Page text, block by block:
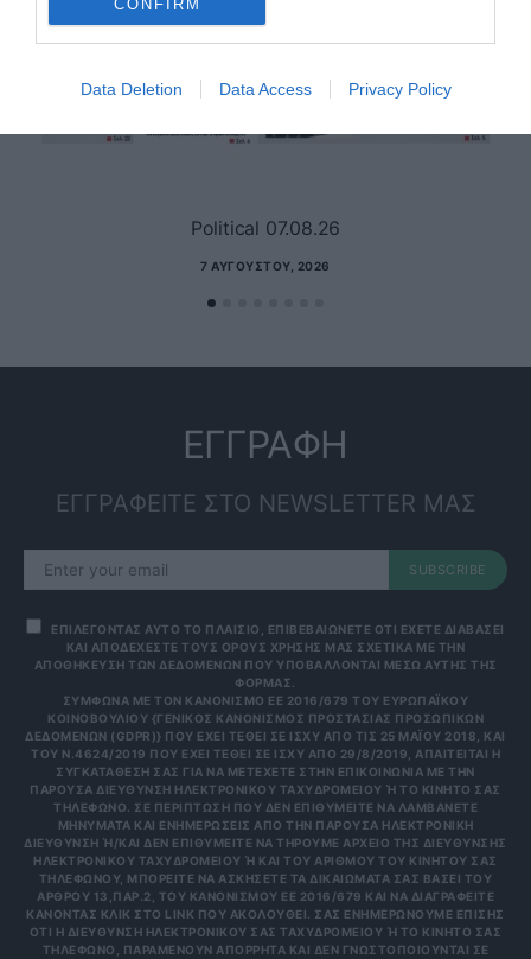
CONFIRM
Data Deletion Data Access Privacy Policy
Political 07.08.26
7 ΑΥΓΟΎΣΤΟΥ, 2026
ΕΓΓΡΑΦΗ
ΕΓΓΡΑΦΕΙΤΕ ΣΤΟ NEWSLETTER ΜΑΣ
SUBSCRIBE
ΕΠΙΛΕΓΟΝΤΑΣ ΑΥΤΟ ΤΟ ΠΛΑΙΣΙΟ, ΕΠΙΒΕΒΑΙΩΝΕΤΕ ΟΤΙ ΕΧΕΤΕ ΔΙΑΒΑΣΕΙ
ΚΑΙ ΑΠΟΔΕΧΕΣΤΕ ΤΟΥΣ ΟΡΟΥΣ ΧΡΗΣΗΣ ΜΑΣ ΣΧΕΤΙΚΑ ΜΕ ΤΗΝ
ΑΠΟΘΗΚΕΥΣΗ ΤΩΝ ΔΕΔΟΜΕΝΩΝ ΠΟΥ ΥΠΟΒΑΛΛΟΝΤΑΙ ΜΕΣΩ ΑΥΤΗΣ ΤΗΣ
ΦΟΡΜΑΣ.
ΣΎΜΦΩΝΑ ΜΕ ΤΟΝ ΚΑΝΟΝΙΣΜΌ ΕΕ 2016/679 ΤΟΥ ΕΥΡΩΠΑΪΚΟΎ
ΚΟΙΝΟΒΟΥΛΊΟΥ {ΓΕΝΙΚΌΣ ΚΑΝΟΝΙΣΜΌΣ ΠΡΟΣΤΑΣΊΑΣ ΠΡΟΣΩΠΙΚΏΝ
ΔΕΔΟΜΈΝΩΝ (GDPR)} ΠΟΥ ΈΧΕΙ ΤΕΘΕΊ ΣΕ ΙΣΧΎ ΑΠΌ ΤΙΣ 25 ΜΑΪ́ΟΥ 2018, ΚΑΙ
ΤΟΥ Ν.4624/2019 ΠΟΥ ΈΧΕΙ ΤΕΘΕΊ ΣΕ ΙΣΧΎ ΑΠΌ 29/8/2019, ΑΠΑΙΤΕΊΤΑΙ Η
ΣΥΓΚΑΤΆΘΕΣΉ ΣΑΣ ΓΙΑ ΝΑ ΜΕΤΈΧΕΤΕ ΣΤΗΝ ΕΠΙΚΟΙΝΩΝΊΑ ΜΕ ΤΗΝ
ΠΑΡΟΎΣΑ ΔΙΕΎΘΥΝΣΗ ΗΛΕΚΤΡΟΝΙΚΟΎ ΤΑΧΥΔΡΟΜΕΊΟΥ Ή ΤΟ ΚΙΝΗΤΌ ΣΑΣ Τ
ΗΛΈΦΩΝΟ. ΣΕ ΠΕΡΊΠΤΩΣΗ ΠΟΥ ΔΕΝ ΕΠΙΘΥΜΕΊΤΕ ΝΑ ΛΑΜΒΆΝΕΤΕ Μ
ΗΝΎΜΑΤΑ ΚΑΙ ΕΝΗΜΕΡΏΣΕΙΣ ΑΠΌ ΤΗΝ ΠΑΡΟΎΣΑ ΗΛΕΚΤΡΟΝΙΚΉ Δ
ΙΕΎΘΥΝΣΗ Ή/ΚΑΙ ΔΕΝ ΕΠΙΘΥΜΕΊΤΕ ΝΑ ΤΗΡΟΎΜΕ ΑΡΧΕΊΟ ΤΗΣ ΔΙΕΎΘΥΝΣΗΣ ΗΛ
ΕΚΤΡΟΝΙΚΟΎ ΤΑΧΥΔΡΟΜΕΊΟΥ Ή ΚΑΙ ΤΟΥ ΑΡΙΘΜΟΎ ΤΟΥ ΚΙΝΗΤΟΎ ΣΑΣ ΤΗΛ
ΕΦΏΝΟΥ, ΜΠΟΡΕΊΤΕ ΝΑ ΑΣΚΉΣΕΤΕ ΤΑ ΔΙΚΑΙΏΜΑΤΆ ΣΑΣ ΒΆΣΕΙ ΤΟΥ ΆΡΘ
ΡΟΥ 13,ΠΑΡ.2, ΤΟΥ ΚΑΝΟΝΙΣΜΟΎ ΕΕ 2016/679 ΚΑΙ ΝΑ ΔΙΑΓΡΑΦΕΊΤΕ ΚΆΝ
ΟΝΤΑΣ ΚΛΙΚ ΣΤΟ LINK ΠΟΥ ΑΚΟΛΟΥΘΕΊ. ΣΑΣ ΕΝΗΜΕΡΏΝΟΥΜΕ ΕΠΊΣΗΣ ΌΤΙ
Η ΔΙΕΎΘΥΝΣΗ ΗΛΕΚΤΡΟΝΙΚΟΎ ΣΑΣ ΤΑΧΥΔΡΟΜΕΊΟΥ Ή ΤΟ ΚΙΝΗΤΌ ΣΑΣ ΤΗΛΈ
ΦΩΝΟ, ΠΑΡΑΜΈΝΟΥΝ ΑΠΌΡΡΗΤΑ ΚΑΙ ΔΕΝ ΓΝΩΣΤΟΠΟΙΟΎΝΤΑΙ ΣΕ ΤΡΊΤ